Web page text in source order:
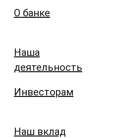
О банке
Наша
деятельность
Инвесторам
Наш вклад